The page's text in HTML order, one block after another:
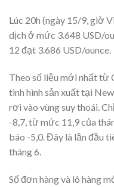
Lúc 20h (ngày 15/9, giờ
dịch ở mức 3.648 USD/
12 đạt 3.686 USD/ounce.
Theo số liệu mới nhất từ
tình hình sản xuất tại
rơi vào vùng suy thoái.
-8,7, từ mức 11,9 của
báo -5,0. Đây là lần đầu
tháng 6.
Số đơn hàng và lô hàng